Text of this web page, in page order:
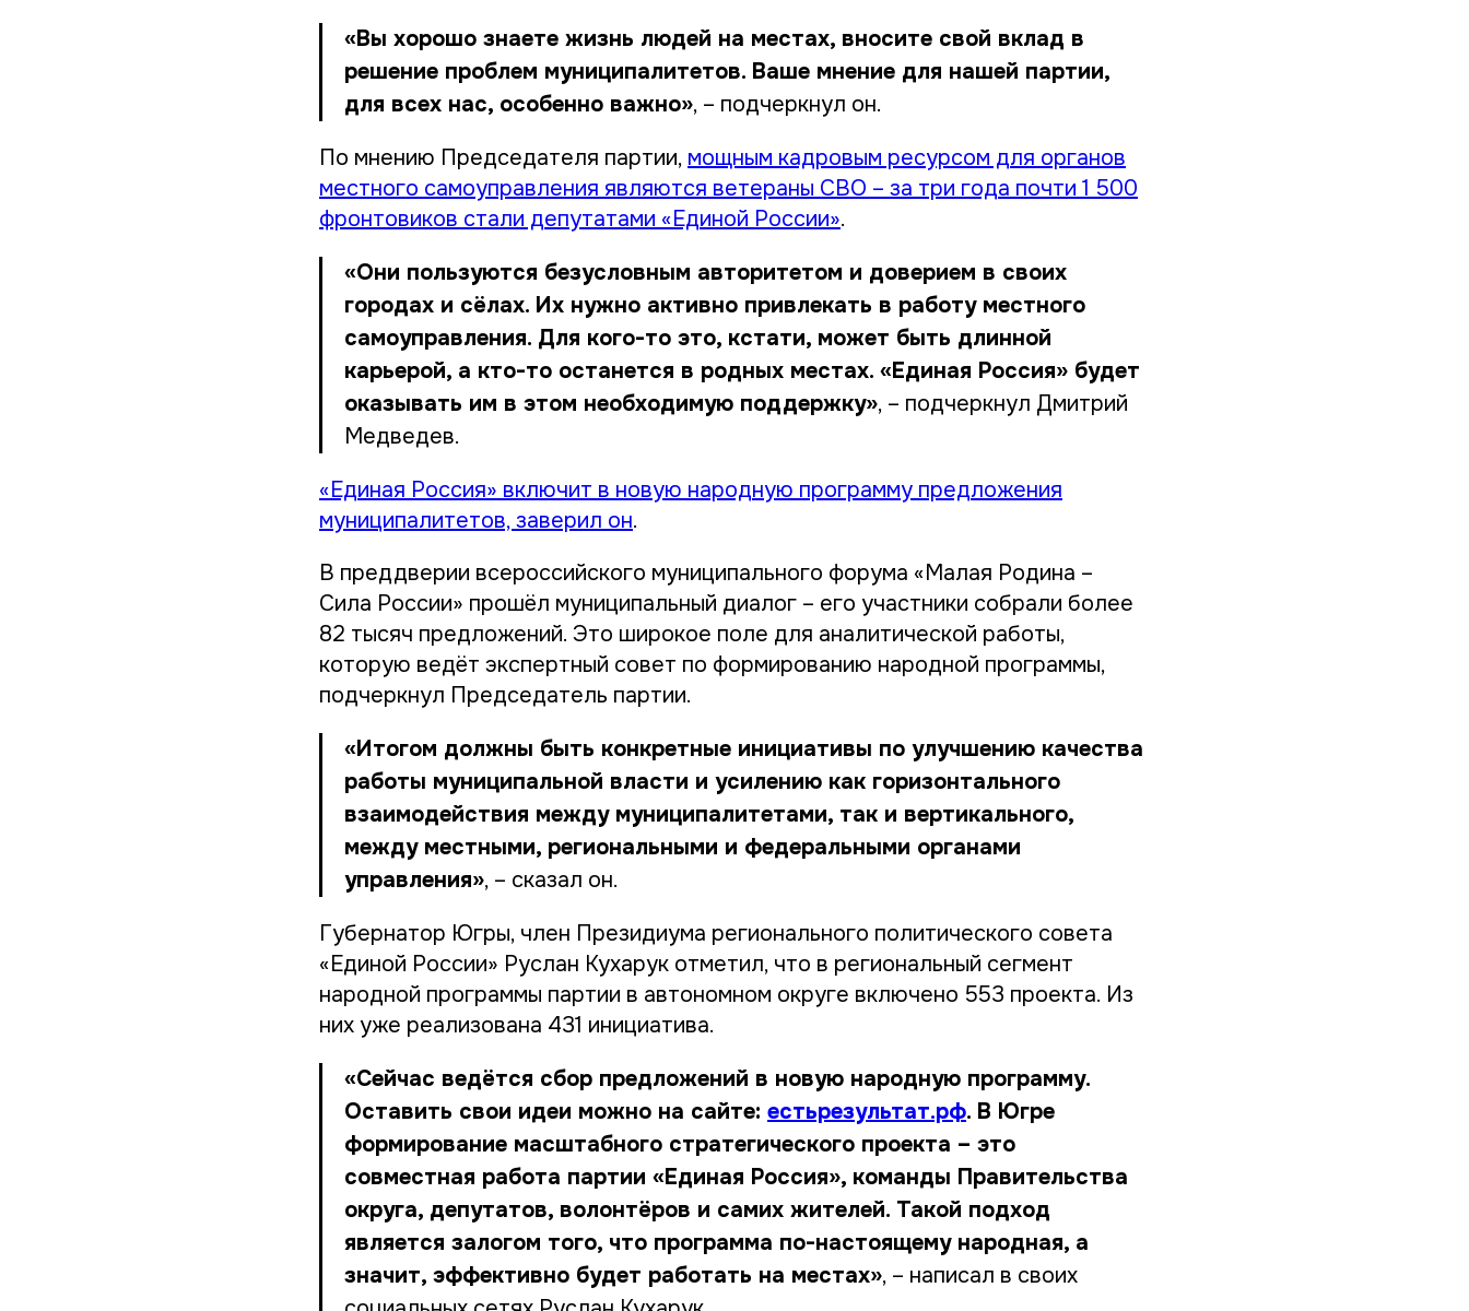
«Вы хорошо знаете жизнь людей на местах, вносите свой вклад в
решение проблем муниципалитетов. Ваше мнение для нашей партии,
для всех нас, особенно важно», – подчеркнул он.
По мнению Председателя партии, мощным кадровым ресурсом для органов
местного самоуправления являются ветераны СВО – за три года почти 1 500
фронтовиков стали депутатами «Единой России».
«Они пользуются безусловным авторитетом и доверием в своих
городах и сёлах. Их нужно активно привлекать в работу местного
самоуправления. Для кого-то это, кстати, может быть длинной
карьерой, а кто-то останется в родных местах. «Единая Россия» будет
оказывать им в этом необходимую поддержку», – подчеркнул Дмитрий
Медведев.
«Единая Россия» включит в новую народную программу предложения
муниципалитетов, заверил он.
В преддверии всероссийского муниципального форума «Малая Родина –
Сила России» прошёл муниципальный диалог – его участники собрали более
82 тысяч предложений. Это широкое поле для аналитической работы,
которую ведёт экспертный совет по формированию народной программы,
подчеркнул Председатель партии.
«Итогом должны быть конкретные инициативы по улучшению качества
работы муниципальной власти и усилению как горизонтального
взаимодействия между муниципалитетами, так и вертикального,
между местными, региональными и федеральными органами
управления», – сказал он.
Губернатор Югры, член Президиума регионального политического совета
«Единой России» Руслан Кухарук отметил, что в региональный сегмент
народной программы партии в автономном округе включено 553 проекта. Из
них уже реализована 431 инициатива.
«Сейчас ведётся сбор предложений в новую народную программу.
Оставить свои идеи можно на сайте: естьрезультат.рф. В Югре
формирование масштабного стратегического проекта – это
совместная работа партии «Единая Россия», команды Правительства
округа, депутатов, волонтёров и самих жителей. Такой подход
является залогом того, что программа по-настоящему народная, а
значит, эффективно будет работать на местах», – написал в своих